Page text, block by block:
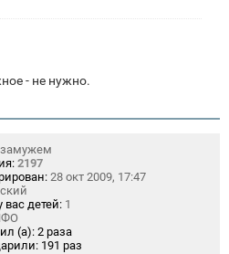
- не нужно.
2197
28 окт 2009, 17:47
вас детей: 1
(а): 2 раза
191 раз